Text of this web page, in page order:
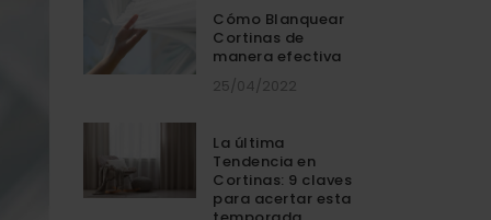
Cómo Blanquear
Cortinas de
manera efectiva
25/04/2022
La última
Tendencia en
Cortinas: 9 claves
para acertar esta